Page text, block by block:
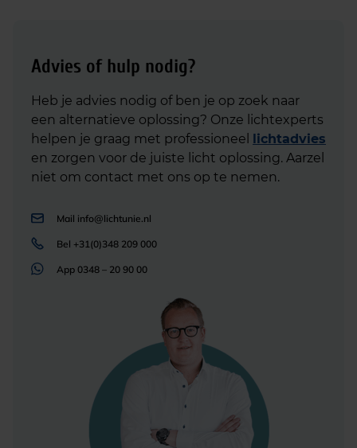
Advies of hulp nodig?
Heb je advies nodig of ben je op zoek naar
een alternatieve oplossing? Onze lichtexperts
helpen je graag met professioneel lichtadvies
en zorgen voor de juiste licht oplossing. Aarzel
niet om contact met ons op te nemen.
Mail info@lichtunie.nl
Bel +31(0)348 209 000
App 0348 – 20 90 00